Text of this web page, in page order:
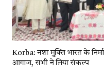
Korba: नशा मुक्ति भारत के
आगाज, सभी ने लिया संकल्प